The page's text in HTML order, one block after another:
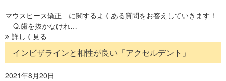
マウスピース矯正 に関するよくある質問をお答えしていきます！
Q.歯を抜かなけれ…
詳しく見る
インビザラインと相性が良い「アクセルデント」
2021年8月20日